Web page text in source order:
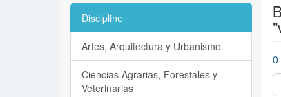
Discipline
Artes, Arquitectura y Urbanismo
Ciencias Agrarias, Forestales y
Veterinarias